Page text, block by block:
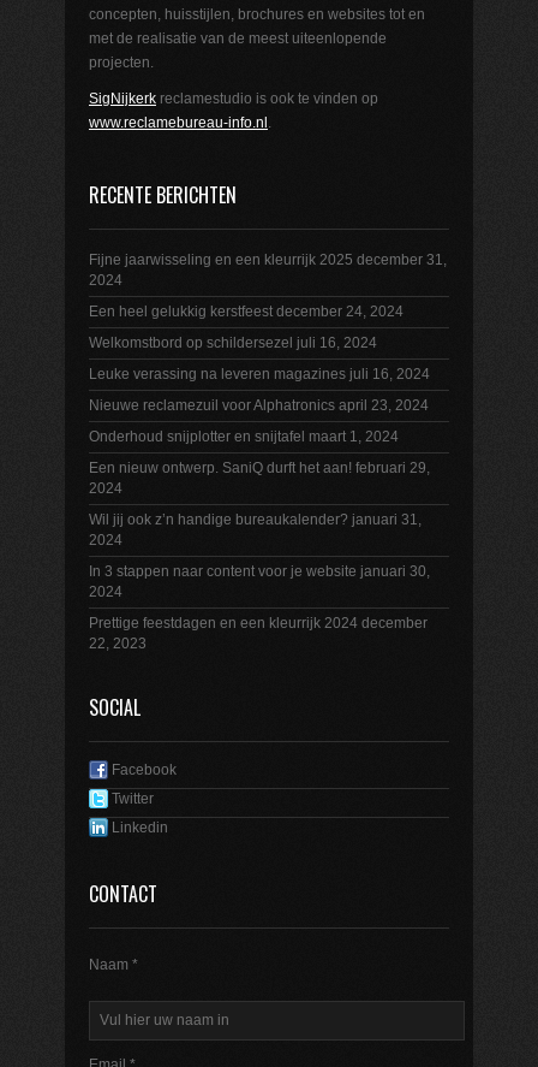
concepten, huisstijlen, brochures en websites tot en
met de realisatie van de meest uiteenlopende
projecten.
SigNijkerk reclamestudio is ook te vinden op
www.reclamebureau-info.nl
RECENTE BERICHTEN
Fijne jaarwisseling en een kleurrijk 2025 december 31,
2024
Een heel gelukkig kerstfeest december 24, 2024
Welkomstbord op schildersezel juli 16, 2024
Leuke verassing na leveren magazines juli 16, 2024
Nieuwe reclamezuil voor Alphatronics april 23, 2024
Onderhoud snijplotter en snijtafel maart 1, 2024
Een nieuw ontwerp. SaniQ durft het aan! februari 29,
2024
Wil jij ook z’n handige bureaukalender? januari 31,
2024
In 3 stappen naar content voor je website januari 30,
2024
Prettige feestdagen en een kleurrijk 2024 december
22, 2023
SOCIAL
Facebook
Twitter
Linkedin
CONTACT
Naam *